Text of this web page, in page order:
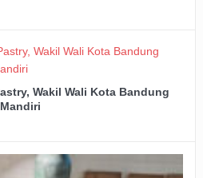
Wakil Wali Kota Bandung